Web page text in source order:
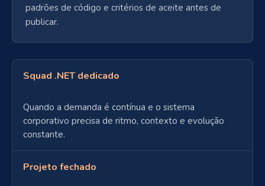
padrões de código e critérios de aceite antes de
publicar.
Squad .NET dedicado
Quando a demanda é contínua e o sistema
corporativo precisa de ritmo, contexto e evolução
constante.
Projeto fechado